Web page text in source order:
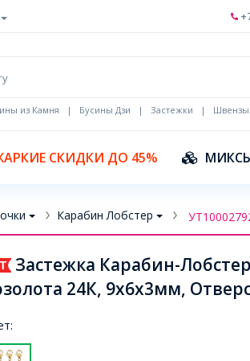
из Камня | Бусины Дзи | Застежки | Швензы
СКИДКИ ДО 45%
Карабин Лобстер
Застежка Карабин-
24К, 9х6х3мм,